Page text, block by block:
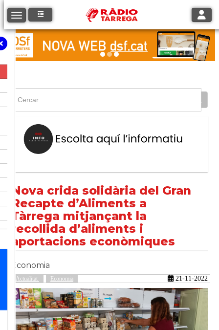
Toggle navigation
Nova crida solidària del Gran
Recapte d’Aliments a
Tàrrega mitjançant la
recollida d’aliments i
aportacions econòmiques
Economia
Actualitat Economia 21-11-2022